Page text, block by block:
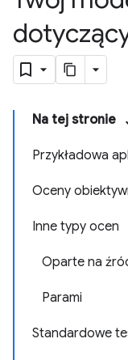
Na tej stronie
Przykładowa
Oceny
Inne typy ocen
Oparte na
Parami
Standardowe